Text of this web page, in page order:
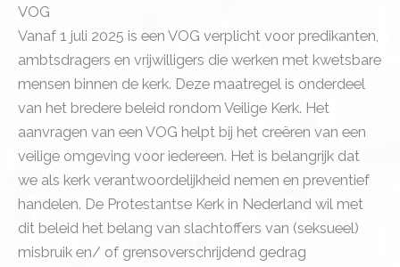
VOG
Vanaf 1 juli 2025 is een VOG verplicht voor predikanten,
ambtsdragers en vrijwilligers die werken met kwetsbare
mensen binnen de kerk. Deze maatregel is onderdeel
van het bredere beleid rondom Veilige Kerk. Het
aanvragen van een VOG helpt bij het creëren van een
veilige omgeving voor iedereen. Het is belangrijk dat
we als kerk verantwoordelijkheid nemen en preventief
handelen. De Protestantse Kerk in Nederland wil met
dit beleid het belang van slachtoffers van (seksueel)
misbruik en/ of grensoverschrijdend gedrag